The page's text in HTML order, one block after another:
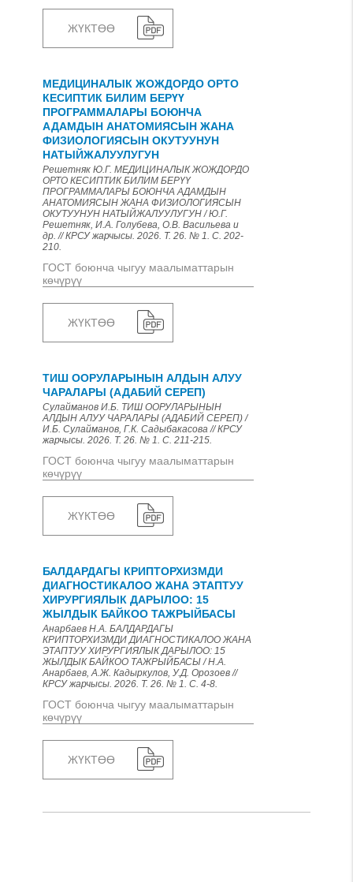
ЖҮКТӨӨ
МЕДИЦИНАЛЫК ЖОЖДОРДО ОРТО
КЕСИПТИК БИЛИМ БЕРҮҮ
ПРОГРАММАЛАРЫ БОЮНЧА
АДАМДЫН АНАТОМИЯСЫН ЖАНА
ФИЗИОЛОГИЯСЫН ОКУТУУНУН
НАТЫЙЖАЛУУЛУГУН
Решетняк Ю.Г. МЕДИЦИНАЛЫК ЖОЖДОРДО
ОРТО КЕСИПТИК БИЛИМ БЕРҮҮ
ПРОГРАММАЛАРЫ БОЮНЧА АДАМДЫН
АНАТОМИЯСЫН ЖАНА ФИЗИОЛОГИЯСЫН
ОКУТУУНУН НАТЫЙЖАЛУУЛУГУН / Ю.Г.
Решетняк, И.А. Голубева, О.В. Васильева и
др. // КРСУ жарчысы. 2026. Т. 26. № 1. С. 202-
210.
ГОСТ боюнча чыгуу маалыматтарын
көчүрүү
ЖҮКТӨӨ
ТИШ ООРУЛАРЫНЫН АЛДЫН АЛУУ
ЧАРАЛАРЫ (АДАБИЙ СЕРЕП)
Сулайманов И.Б. ТИШ ООРУЛАРЫНЫН
АЛДЫН АЛУУ ЧАРАЛАРЫ (АДАБИЙ СЕРЕП) /
И.Б. Сулайманов, Г.К. Садыбакасова // КРСУ
жарчысы. 2026. Т. 26. № 1. С. 211-215.
ГОСТ боюнча чыгуу маалыматтарын
көчүрүү
ЖҮКТӨӨ
БАЛДАРДАГЫ КРИПТОРХИЗМДИ
ДИАГНОСТИКАЛОО ЖАНА ЭТАПТУУ
ХИРУРГИЯЛЫК ДАРЫЛОО: 15
ЖЫЛДЫК БАЙКОО ТАЖРЫЙБАСЫ
Анарбаев Н.А. БАЛДАРДАГЫ
КРИПТОРХИЗМДИ ДИАГНОСТИКАЛОО ЖАНА
ЭТАПТУУ ХИРУРГИЯЛЫК ДАРЫЛОО: 15
ЖЫЛДЫК БАЙКОО ТАЖРЫЙБАСЫ / Н.А.
Анарбаев, А.Ж. Кадыркулов, У.Д. Орозоев //
КРСУ жарчысы. 2026. Т. 26. № 1. С. 4-8.
ГОСТ боюнча чыгуу маалыматтарын
көчүрүү
ЖҮКТӨӨ